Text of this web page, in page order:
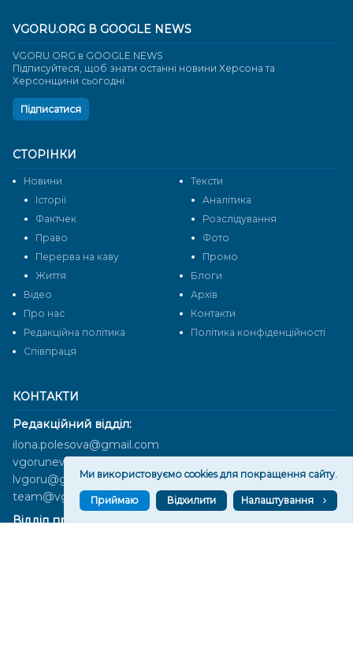
КОНТАКТИ
Редакційний відділ:
ilona.polesova@gmail.com
vgorunews@gmail.com
lvgoru@gmail.com
team@vgoru.org
Відділ продажів:
СТОРІНКИ
Новини
Тексти
Історії
Аналітика
Фактчек
Розслідування
Право
Фото
Перерва на каву
Промо
Життя
Блоги
Відео
Архів
Про нас
Контакти
Редакційна політика
Політика конфіденційності
Cпівпраця
VGORU.ORG В GOOGLE NEWS
VGORU.ORG в GOOGLE NEWS
Підписуйтеся, щоб знати останні новини Херсона та
Херсонщини сьогодні
Підписатися
Ми використовуємо cookies для покращення сайту.
Приймаю Відхилити Налаштування